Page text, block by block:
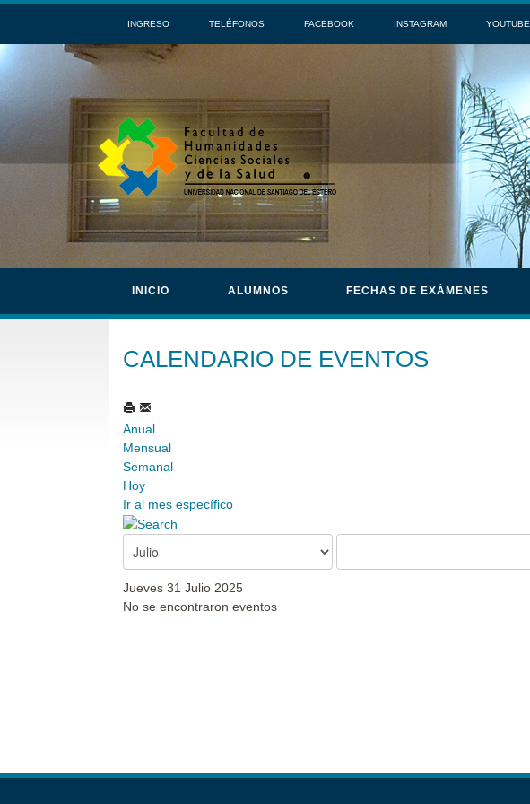
INGRESO TELÉFONOS FACEBOOK INSTAGRAM YOUTUBE
INICIO ALUMNOS FECHAS DE EXÁMENES
CALENDARIO DE EVENTOS
Anual
Mensual
Semanal
Hoy
Ir al mes específico
Jueves 31 Julio 2025
No se encontraron eventos